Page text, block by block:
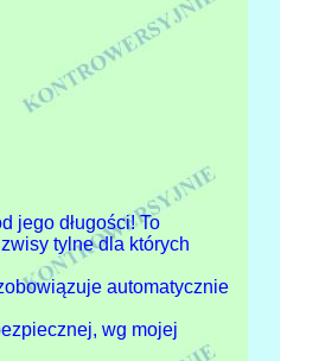
jego długości! To
tylne dla których
automatycznie
wg mojej